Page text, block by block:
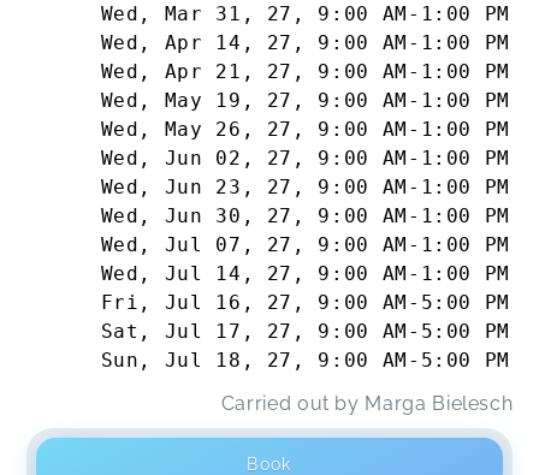
Wed, Mar 31, 27 , 9:00 AM - 1:00 PM
Wed, Apr 14, 27 , 9:00 AM - 1:00 PM
Wed, Apr 21, 27 , 9:00 AM - 1:00 PM
Wed, May 19, 27 , 9:00 AM - 1:00 PM
Wed, May 26, 27 , 9:00 AM - 1:00 PM
Wed, Jun 02, 27 , 9:00 AM - 1:00 PM
Wed, Jun 23, 27 , 9:00 AM - 1:00 PM
Wed, Jun 30, 27 , 9:00 AM - 1:00 PM
Wed, Jul 07, 27 , 9:00 AM - 1:00 PM
Wed, Jul 14, 27 , 9:00 AM - 1:00 PM
Fri, Jul 16, 27 , 9:00 AM - 5:00 PM
Sat, Jul 17, 27 , 9:00 AM - 5:00 PM
Sun, Jul 18, 27 , 9:00 AM - 5:00 PM
Carried out by Marga Bielesch
Book